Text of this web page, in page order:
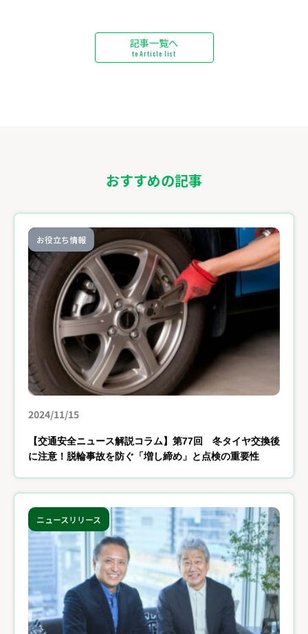
記事一覧へ
to Article list
おすすめの記事
お役立ち情報
2024/11/15
【交通安全ニュース解説コラム】第77回 冬タイヤ交換後
に注意！脱輪事故を防ぐ「増し締め」と点検の重要性
ニュースリリース